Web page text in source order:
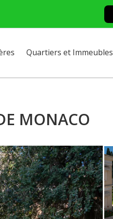
Quartiers et Immeubles
MONACO